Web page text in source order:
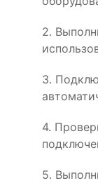
2.
3.
4.
5.